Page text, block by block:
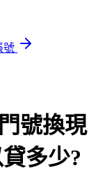
號
號換現
多少?